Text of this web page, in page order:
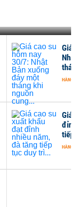
HÀNG
Giá
HÀNG